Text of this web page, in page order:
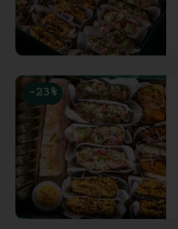
-23 %